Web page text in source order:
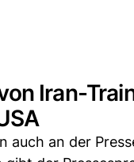
Iran-
auch an der